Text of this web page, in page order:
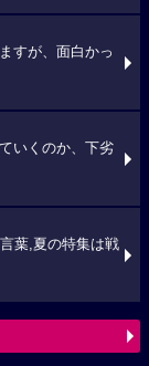
すが、面白かっ
いくのか、下劣
葉,夏の特集は戦